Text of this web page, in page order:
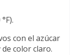
con el azúcar
color claro.